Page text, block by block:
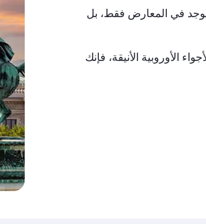
يوجد في المعارض فقط، بل
الأوروبية الأنيقة، فإنك